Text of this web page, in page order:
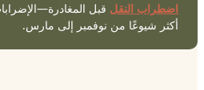
اضطراب النقل قبل
أكثر شيوعًا من نوفمبر إلى مارس.